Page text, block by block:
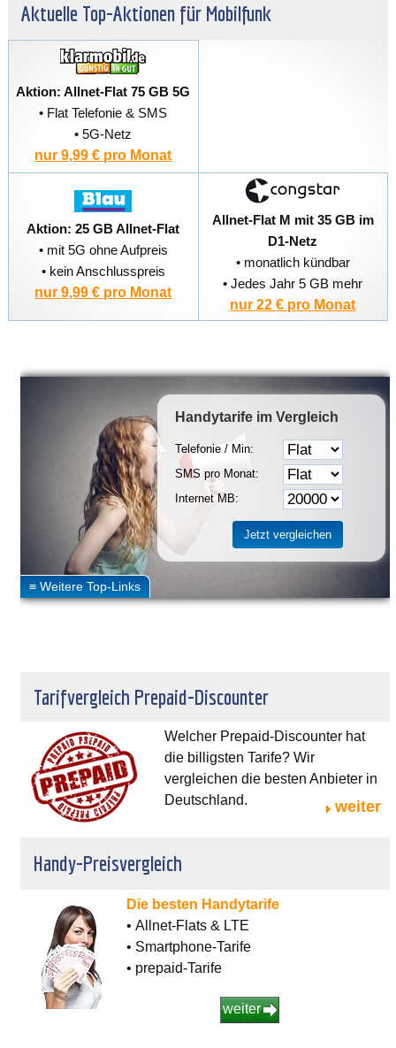
Aktuelle Top-Aktionen für Mobilfunk
Aktion: Allnet-Flat 75 GB 5G
• Flat Telefonie & SMS
• 5G-Netz
nur 9,99 € pro Monat
Aktion: 25 GB Allnet-Flat
• mit 5G ohne Aufpreis
• kein Anschlusspreis
nur 9,99 € pro Monat
Allnet-Flat M mit 35 GB im
D1-Netz
• monatlich kündbar
• Jedes Jahr 5 GB mehr
nur 22 € pro Monat
Handytarife im Vergleich
Telefonie / Min:
SMS pro Monat:
Internet MB:
Tarifvergleich Prepaid-Discounter
Welcher Prepaid-Discounter hat
die billigsten Tarife? Wir
vergleichen die besten Anbieter in
Deutschland.
weiter
Handy-Preisvergleich
Die besten Handytarife
• Allnet-Flats & LTE
• Smartphone-Tarife
• prepaid-Tarife
weiter